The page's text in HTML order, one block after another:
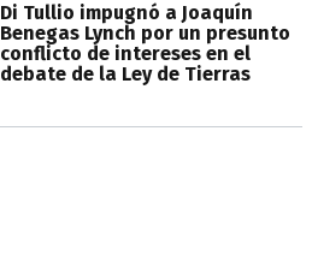
Di Tullio impugnó a Joaquín
Benegas Lynch por un presunto
conflicto de intereses en el
debate de la Ley de Tierras